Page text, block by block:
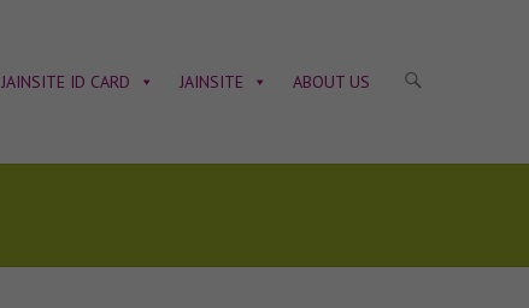
JAINSITE ID CARD JAINSITE ABOUT US